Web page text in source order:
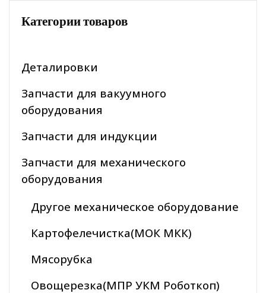
Категории товаров
Деталировки
Запчасти для вакуумного
оборудования
Запчасти для индукции
Запчасти для механического
оборудования
Другое механическое оборудование
Картофелечистка(МОК МКК)
Мясорубка
Овощерезка(МПР УКМ Роботкоп)